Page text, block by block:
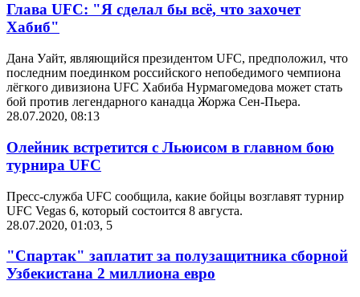
Глава UFC: "Я сделал бы всё, что захочет
Хабиб"
Дана Уайт, являющийся президентом UFC, предположил, что
последним поединком российского непобедимого чемпиона
лёгкого дивизиона UFC Хабиба Нурмагомедова может стать
бой против легендарного канадца Жоржа Сен-Пьера.
28.07.2020, 08:13
Олейник встретится с Льюисом в главном бою
турнира UFC
Пресс-служба UFC сообщила, какие бойцы возглавят турнир
UFC Vegas 6, который состоится 8 августа.
28.07.2020, 01:03, 5
"Спартак" заплатит за полузащитника сборной
Узбекистана 2 миллиона евро